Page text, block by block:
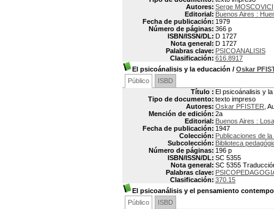
Autores: Serge MOSCOVICI
Editorial: Buenos Aires :
Fecha de publicación: 1979
Número de páginas: 366 p
ISBN/ISSN/DL: D 1727
Nota general: D 1727
Palabras clave: PSICOANALISIS
Clasificación: 616.8917
El psicoánalisis y la educación / Oskar
Público
ISBD
Título : El psicoánalisis y
Tipo de documento: texto impreso
Autores: Oskar PFISTER ,
Mención de edición: 2a
Editorial: Buenos Aires :
Fecha de publicación: 1947
Colección: Publicaciones de
Subcolección: Biblioteca
Número de páginas: 196 p
ISBN/ISSN/DL: SC 5355
Nota general: SC 5355
Palabras clave:
Clasificación: 370.15
El psicoanálisis y el pensamiento
Público
ISBD